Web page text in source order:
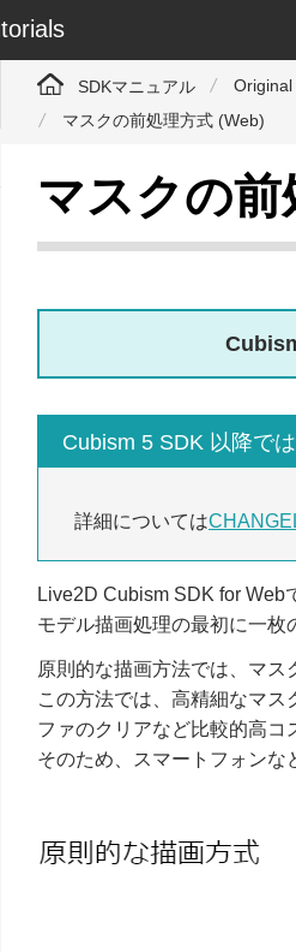
SDKマニュアル
マスクの前処理方式 (Web)
マスクの前
Cubism 5 SDK 以降で
詳細については
Live2D Cubism SDK for Web
モデル描画処理の最初に一枚
原則的な描画方法では、マス
この方法では、高精細なマ
ファのクリアなど比較的高コ
そのため、スマートフォンな